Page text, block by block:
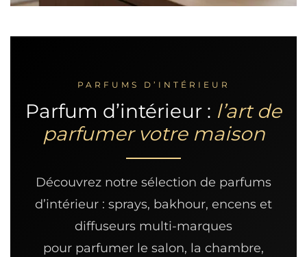
PARFUMS D’INTÉRIEUR
Parfum d’intérieur : l’art de
parfumer votre maison
Découvrez notre sélection de parfums
d’intérieur : sprays, bakhour, encens et
diffuseurs multi-marques
pour parfumer le salon, la chambre,